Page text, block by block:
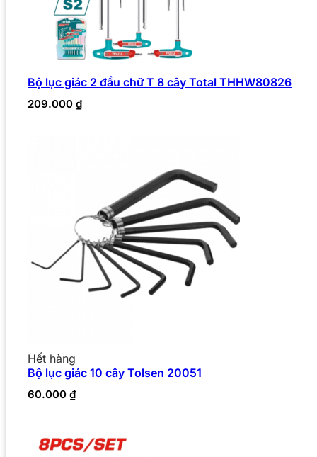
Bộ lục giác 2 đầu chữ T 8 cây Total THHW80826
209.000 ₫
Hết hàng
Bộ lục giác 10 cây Tolsen 20051
60.000 ₫